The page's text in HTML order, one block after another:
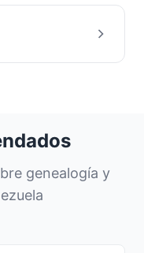
genealogía y